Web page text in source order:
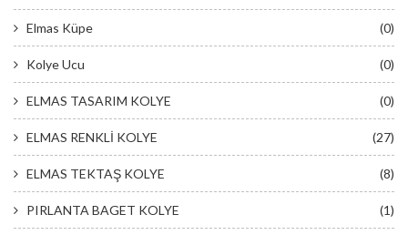
Elmas Küpe (0)
Kolye Ucu (0)
ELMAS TASARIM KOLYE (0)
ELMAS RENKLİ KOLYE (27)
ELMAS TEKTAŞ KOLYE (8)
PIRLANTA BAGET KOLYE (1)